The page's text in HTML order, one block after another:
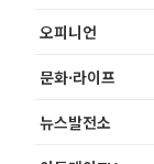
오피니언
문화·라이프
뉴스발전소